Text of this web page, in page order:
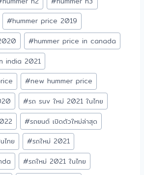
#hummer price 2019
#hummer price in canada
india 2021
#new hummer price
#รถ suv ใหม่ 2021 ในไทย
#รถยนต์ เปิดตัวใหม่ล่าสุด
ไทย #รถใหม่ 2021
#รถใหม่ 2021 ในไทย